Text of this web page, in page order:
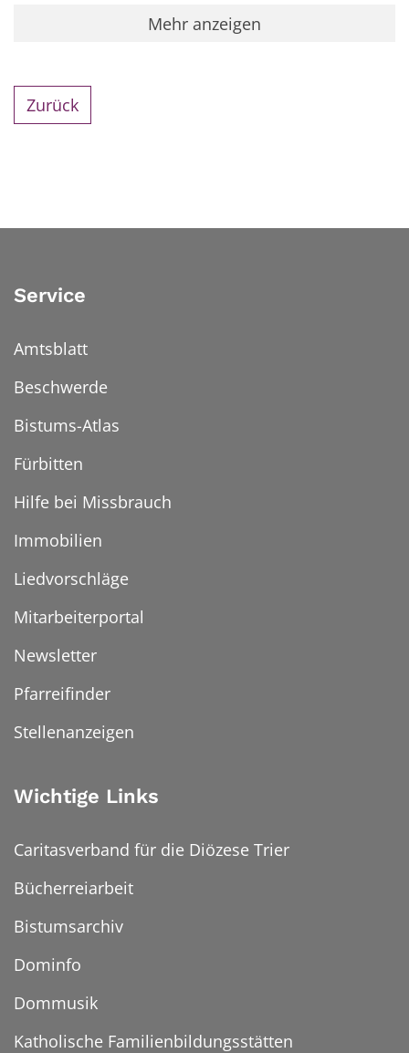
Mehr anzeigen
Zurück
Service
Amtsblatt
Beschwerde
Bistums-Atlas
Fürbitten
Hilfe bei Missbrauch
Immobilien
Liedvorschläge
Mitarbeiterportal
Newsletter
Pfarreifinder
Stellenanzeigen
Wichtige Links
Caritasverband für die Diözese Trier
Bücherreiarbeit
Bistumsarchiv
Dominfo
Dommusik
Katholische Familienbildungsstätten